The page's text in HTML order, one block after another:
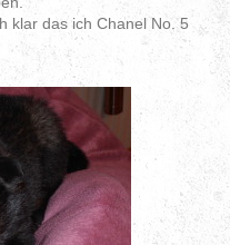
klar das ich Chanel No. 5